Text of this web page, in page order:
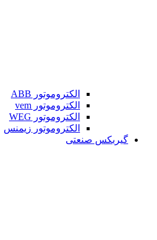
الکتروموتور ABB
الکتروموتور vem
الکتروموتور WEG
الکتروموتور زیمنس
گیربکس صنعتی